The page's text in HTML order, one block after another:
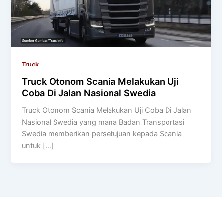
Truck
Truck Otonom Scania Melakukan Uji
Coba Di Jalan Nasional Swedia
Truck Otonom Scania Melakukan Uji Coba Di Jalan
Nasional Swedia yang mana Badan Transportasi
Swedia memberikan persetujuan kepada Scania
untuk […]